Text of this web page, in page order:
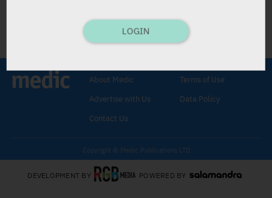
About Medic
Advertise with Us
Contact Us
Terms of Use
Data Policy
Copyright © Medic Publications LTD
DEVELOPMENT BY POWERED BY
LOGIN